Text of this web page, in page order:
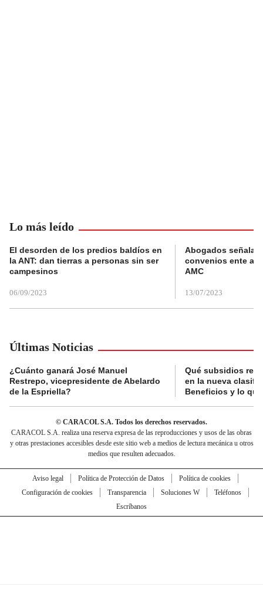
Lo más leído
El desorden de los predios baldíos en
la ANT: dan tierras a personas sin ser
campesinos
06/09/2023
Abogados
convenios ente
AMC
13/07/2023
Últimas Noticias
¿Cuánto ganará José Manuel
Restrepo, vicepresidente de Abelardo
de la Espriella?
Qué subsidios
en la nueva
Beneficios y lo
© CARACOL S.A. Todos los derechos reservados.
CARACOL S.A. realiza una reserva expresa de las reproducciones y usos de las obras
y otras prestaciones accesibles desde este sitio web a medios de lectura mecánica u otros
medios que resulten adecuados.
Aviso legal Política de Protección de Datos
Política de cookies
Configuración de cookies
Transparencia Soluciones W
Teléfonos
Escríbanos